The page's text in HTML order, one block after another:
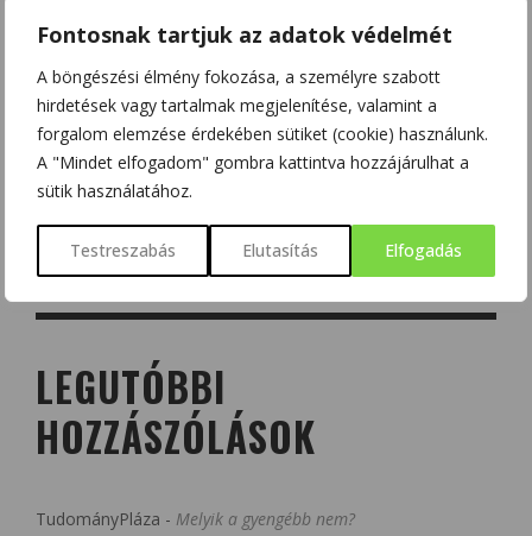
Fontosnak tartjuk az adatok védelmét
A böngészési élmény fokozása, a személyre szabott
hirdetések vagy tartalmak megjelenítése, valamint a
forgalom elemzése érdekében sütiket (cookie) használunk.
A "Mindet elfogadom" gombra kattintva hozzájárulhat a
sütik használatához.
Testreszabás Elutasítás Elfogadás
LEGUTÓBBI
HOZZÁSZÓLÁSOK
TudományPláza - Melyik a gyengébb nem?